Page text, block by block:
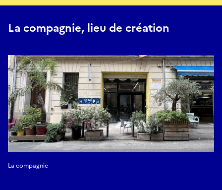
La compagnie, lieu de création
La compagnie